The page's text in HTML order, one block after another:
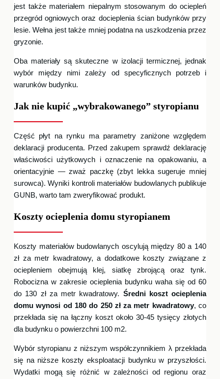
jest także materiałem niepalnym stosowanym do ociepleń
przegród ogniowych oraz docieplenia ścian budynków przy
lesie. Wełna jest także mniej podatna na uszkodzenia przez
gryzonie.
Oba materiały są skuteczne w izolacji termicznej, jednak
wybór między nimi zależy od specyficznych potrzeb i
warunków budynku.
Jak nie kupić „wybrakowanego” styropianu
Część płyt na rynku ma parametry zaniżone względem
deklaracji producenta. Przed zakupem sprawdź deklarację
właściwości użytkowych i oznaczenie na opakowaniu, a
orientacyjnie — zważ paczkę (zbyt lekka sugeruje mniej
surowca). Wyniki kontroli materiałów budowlanych publikuje
GUNB, warto tam zweryfikować produkt.
Koszty ocieplenia domu styropianem
Koszty materiałów budowlanych oscylują między 80 a 140
zł za metr kwadratowy, a dodatkowe koszty związane z
ociepleniem obejmują klej, siatkę zbrojącą oraz tynk.
Robocizna w zakresie ocieplenia budynku waha się od 60
do 130 zł za metr kwadratowy. Średni koszt ocieplenia
domu wynosi od 180 do 250 zł za metr kwadratowy, co
przekłada się na łączny koszt około 30-45 tysięcy złotych
dla budynku o powierzchni 100 m2.
Wybór styropianu z niższym współczynnikiem λ przekłada
się na niższe koszty eksploatacji budynku w przyszłości.
Wydatki mogą się różnić w zależności od regionu oraz